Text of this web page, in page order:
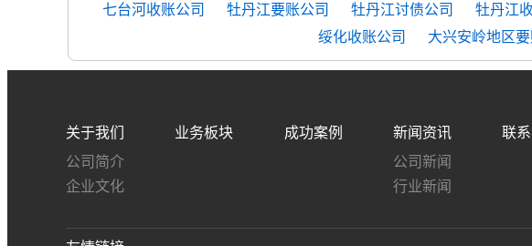
七台河收账公司
牡丹江要账公司 牡丹江讨债公司 牡丹江
绥化收账公司
大兴安岭地区要
关于我们
公司简介
企业文化
业务板块 成功案例
新闻资讯
公司新闻
行业新闻
联系